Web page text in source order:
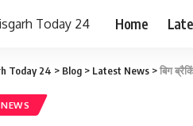
Home
Today 24 > Blog > Latest News >बिग